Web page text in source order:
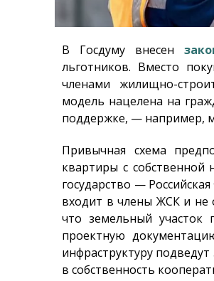
В Госдуму внесен
льготников. Вместо
членами жилищно-
модель нацелена на
поддержке, — например,
Привычная схема
квартиры с собственной
государство —
входит в члены ЖСК и не
что земельный участок
проектную
инфраструктуру
в собственность